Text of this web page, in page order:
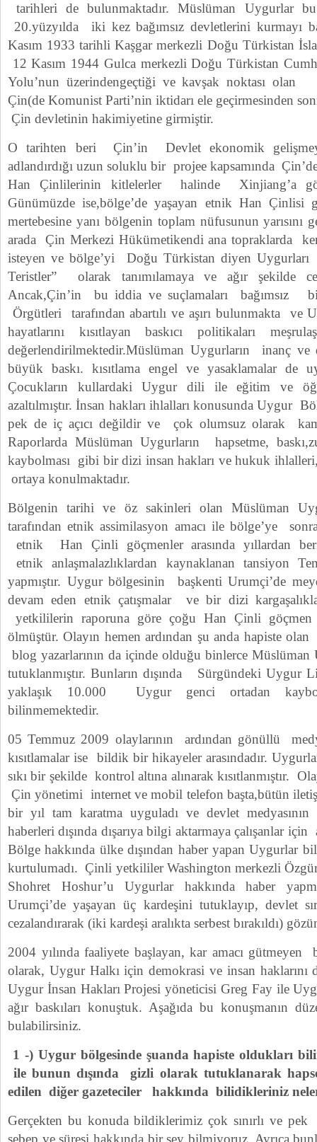
tarihleri de bulunmaktadır. Müslüman Uygurlar
20.yüzyılda iki kez bağımsız devletlerini kurmayı
Kasım 1933 tarihli Kaşgar merkezli Doğu Türkistan
12 Kasım 1944 Gulca merkezli Doğu Türkistan
Yolu’nun üzerindengeçtiği ve kavşak noktası olan
Çin(de Komunist Parti’nin iktidarı ele geçirmesinden
Çin devletinin hakimiyetine girmiştir.
O tarihten beri Çin’in Devlet ekonomik
adlandırdığı uzun soluklu bir projee kapsamında
Han Çinlilerinin kitlelerler halinde Xinjiang’a
Günümüzde ise,bölge’de yaşayan etnik Han Çinlisi
mertebesine yanı bölgenin toplam nüfusunun yarısını
arada Çin Merkezi Hükümetikendi ana topraklarda
isteyen ve bölge’yi Doğu Türkistan diyen Uygurları
Teristler” olarak tanımılamaya ve ağır şekilde
Ancak,Çin’in bu iddia ve suçlamaları bağımsız
Örgütleri tarafından abartılı ve aşırı bulunmakta ve
hayatlarını kısıtlayan baskıcı politikaları
değerlendirilmektedir.Müslüman Uygurların inanç
büyük baskı. kısıtlama engel ve yasaklamalar de
Çocukların kullardaki Uygur dili ile eğitim ve
azaltılmıştır. İnsan hakları ihlalları konusunda Uygur
pek de iç açıcı değildir ve çok olumsuz olarak
Raporlarda Müslüman Uygurların hapsetme,
kaybolması gibi bir dizi insan hakları ve hukuk
ortaya konulmaktadır.
Bölgenin tarihi ve öz sakinleri olan Müslüman
tarafından etnik assimilasyon amacı ile bölge’ye
etnik Han Çinli göçmenler arasında yıllardan
etnik anlaşmalazlıklardan kaynaklanan tansiyon
yapmıştır. Uygur bölgesinin başkenti Urumçi’de
devam eden etnik çatışmalar ve bir dizi
yetkililerin raporuna göre çoğu Han Çinli
ölmüştür. Olayın hemen ardından şu anda hapiste
blog yazarlarının da içinde olduğu binlerce Müslüman
tutuklanmıştır. Bunların dışında Sürgündeki Uygur
yaklaşık 10.000 Uygur genci ortadan
bilinmemektedir.
05 Temmuz 2009 olaylarının ardından gönüllü
kısıtlamalar ise bildik bir hikayeler arasındadır.
sıkı bir şekilde kontrol altına alınarak kısıtlanmıştır.
Çin yönetimi internet ve mobil telefon başta,bütün
bir yıl tam karatma uyguladı ve devlet
haberleri dışında dışarıya bilgi aktarmaya çalışanlar için
Bölge hakkında ülke dışından haber yapan Uygurlar
kurtulumadı. Çinli yetkililer Washington merkezli
Shohret Hoshur’u Uygurlar hakkında haber
Urumçi’de yaşayan üç kardeşini tutuklayıp, devlet
cezalandırarak (iki kardeşi aralıkta serbest bırakıldı)
2004 yılında faaliyete başlayan, kar amacı
olarak, Uygur Halkı için demokrasi ve insan haklarını
Uygur İnsan Hakları Projesi yöneticisi Greg Fay ile
ağır baskıları konuştuk. Aşağıda bu konuşmanın
bulabilirsiniz.
1 -) Uygur bölgesinde şuanda hapiste oldukları
ile bunun dışında gizli olarak tutuklanarak
edilen diğer gazeteciler hakkında bilidikleriniz
Gerçekten bu konuda bildiklerimiz çok sınırlı ve pek
sebep ve süresi hakkında bir şey bilmiyoruz.